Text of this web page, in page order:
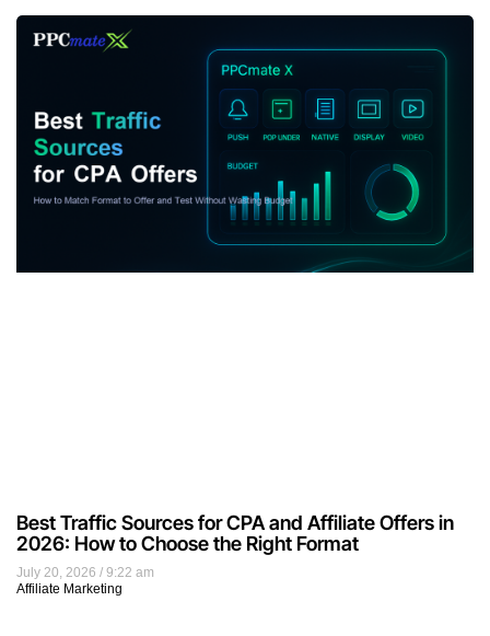
July 20, 2026
9:22 am
Affiliate Marketing
Best Traffic Sources for CPA and Affiliate Offers in
2026: How to Choose the Right Format